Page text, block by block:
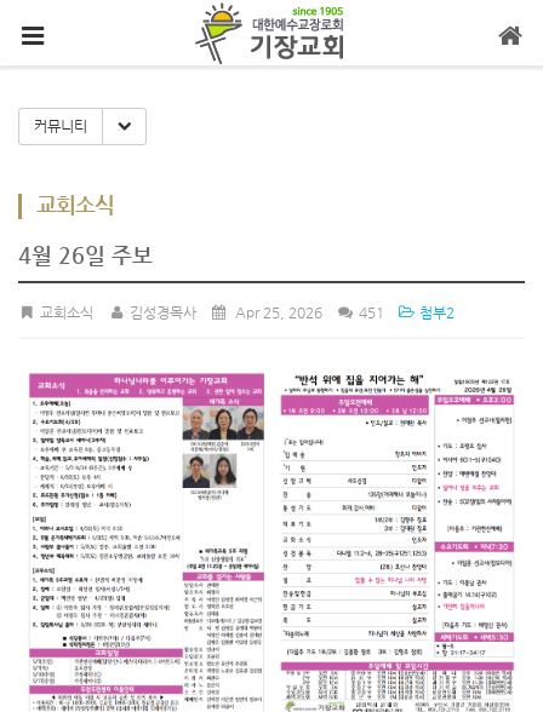
커뮤니티 Toggle Dropdown
교회소식
4월 26일 주보
교회소식 김성경목사 Apr 25, 2026 451 첨부2